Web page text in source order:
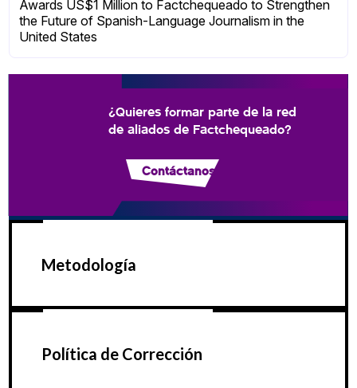
Awards US$1 Million to Factchequeado to Strengthen
the Future of Spanish-Language Journalism in the
United States
¿Quieres formar parte de la red
de aliados de Factchequeado?
Contáctanos
Metodología
Política de Corrección